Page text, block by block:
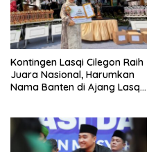
Kontingen Lasqi Cilegon Raih
Juara Nasional, Harumkan
Nama Banten di Ajang Lasqi